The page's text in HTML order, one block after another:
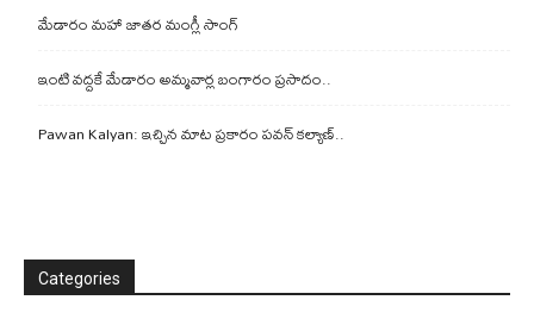
మేడారం మహా జాతర మంగ్లీ సాంగ్
ఇంటి వద్దకే మేడారం అమ్మవార్ల బంగారం ప్రసాదం..
Pawan Kalyan: ఇచ్చిన మాట ప్రకారం పవన్ కల్యాణ్..
Categories